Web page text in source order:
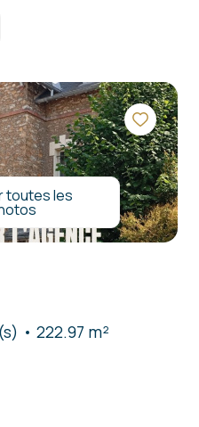
toutes les
222.97 m²